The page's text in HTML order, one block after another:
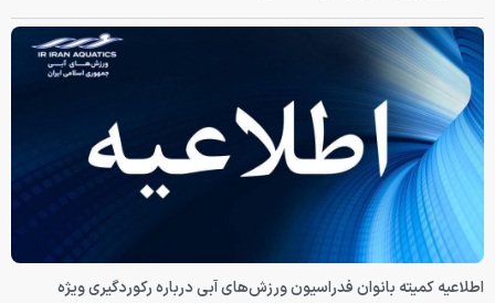
اطلاعیه کمیته بانوان فدراسیون ورزش‌های آبی درباره رکوردگیری ویژه